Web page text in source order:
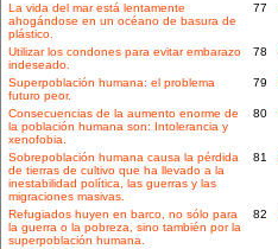
La vida del mar está lentamente
ahogándose en un océano de basura de
plástico.
77
Utilizar los condones para evitar embarazo
indeseado.
78
Superpoblación humana: el problema
futuro peor.
79
Consecuencias de la aumento enorme de
la población humana son: Intolerancia y
xenofobia.
80
Sobrepoblación humana causa la pérdida
de tierras de cultivo que ha llevado a la
inestabilidad política, las guerras y las
migraciones masivas.
81
Refugiados huyen en barco, no sólo para
la guerra o la pobreza, sino también por la
superpoblación humana.
82